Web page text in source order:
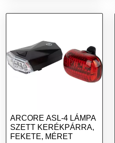
ARCORE ASL-4 LÁMPA
SZETT KERÉKPÁRRA,
FEKETE, MÉRET